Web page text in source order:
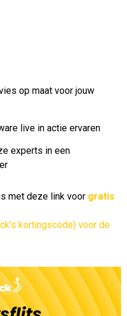
op maat voor jouw
live in actie ervaren
experts in een
met deze link voor gratis
kortingscode) voor de